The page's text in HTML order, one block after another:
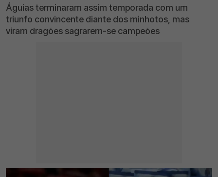
Águias terminaram assim temporada com um
triunfo convincente diante dos minhotos, mas
viram dragões sagrarem-se campeões